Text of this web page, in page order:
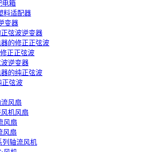
电箱
料适配器
变器
弦波逆变器
的修正正弦波
正正弦波
逆变器
的纯正弦波
正弦波
风扇
机风扇
风扇
风扇
列轴流风机